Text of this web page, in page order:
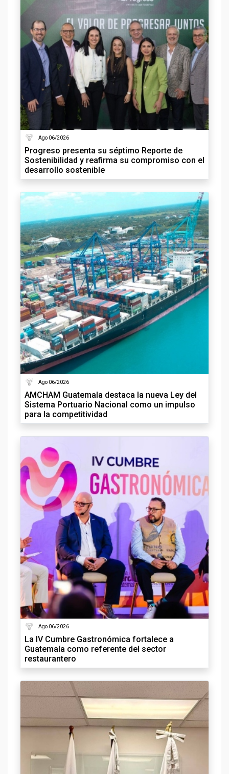
Ago 06/2026
Progreso presenta su séptimo Reporte de
Sostenibilidad y reafirma su compromiso con el
desarrollo sostenible
Ago 06/2026
AMCHAM Guatemala destaca la nueva Ley del
Sistema Portuario Nacional como un impulso
para la competitividad
Ago 06/2026
La IV Cumbre Gastronómica fortalece a
Guatemala como referente del sector
restaurantero